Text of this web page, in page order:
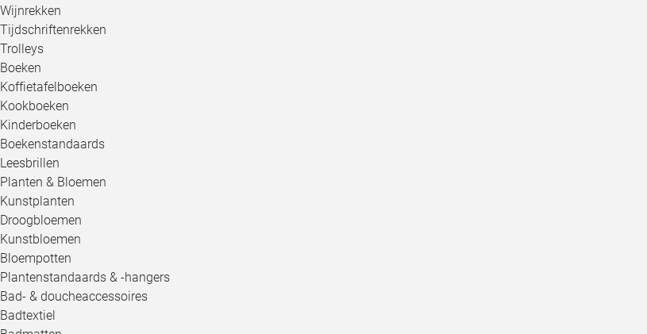
Wijnrekken
Tijdschriftenrekken
Trolleys
Boeken
Koffietafelboeken
Kookboeken
Kinderboeken
Boekenstandaards
Leesbrillen
Planten & Bloemen
Kunstplanten
Droogbloemen
Kunstbloemen
Bloempotten
Plantenstandaards & -hangers
Bad- & doucheaccessoires
Badtextiel